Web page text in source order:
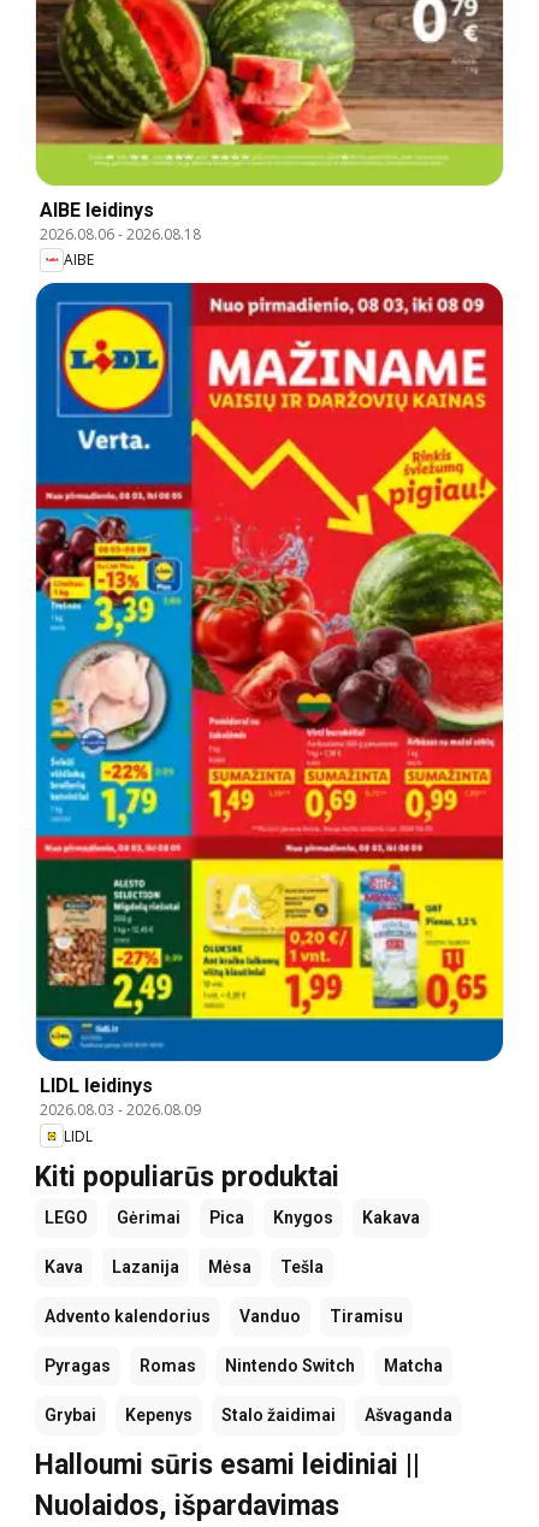
AIBE leidinys
2026.08.06-2026.08.18
AIBE
LIDL leidinys
2026.08.03 -2026.08.09
LIDL
Kiti populiarūs produktai
LEGO Gėrimai Pica Knygos Kakava
Kava Lazanija Mėsa Tešla
Advento kalendorius Vanduo Tiramisu
Pyragas Romas Nintendo Switch Matcha
Grybai Kepenys Stalo žaidimai Ašvaganda
Halloumi sūris esami leidiniai ||
Nuolaidos, išpardavimas